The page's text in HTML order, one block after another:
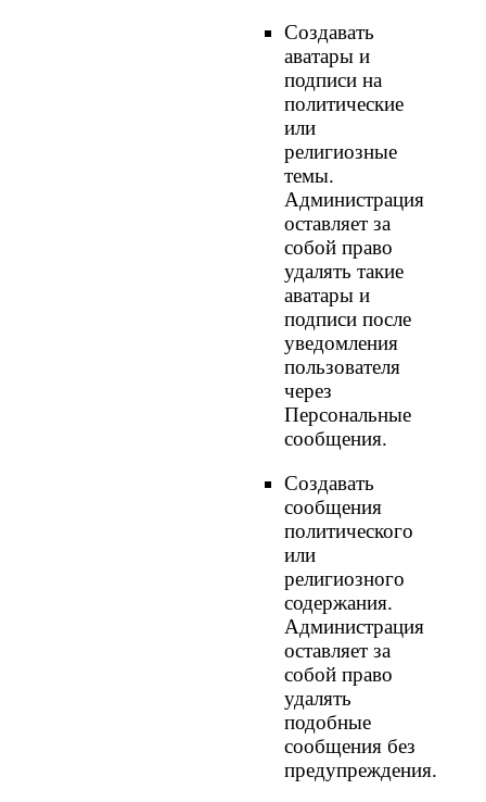
Создавать
аватары и
подписи на
политические
или
религиозные
темы.
Администрация
оставляет за
собой право
удалять такие
аватары и
подписи после
уведомления
пользователя
через
Персональные
сообщения.
Создавать
сообщения
политического
или
религиозного
содержания.
Администрация
оставляет за
собой право
удалять
подобные
сообщения без
предупреждения.